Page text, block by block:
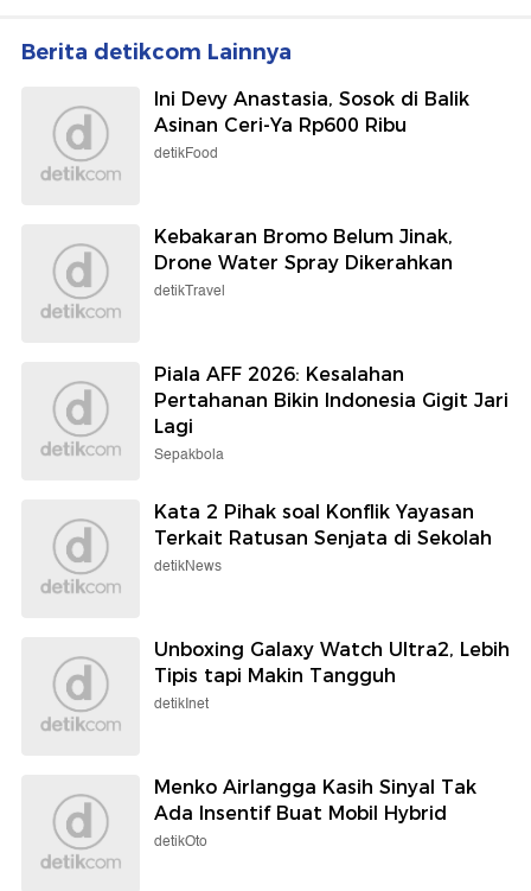
Berita detikcom Lainnya
Ini Devy Anastasia, Sosok di Balik
Asinan Ceri-Ya Rp600 Ribu
detikFood
Kebakaran Bromo Belum Jinak,
Drone Water Spray Dikerahkan
detikTravel
Piala AFF 2026: Kesalahan
Pertahanan Bikin Indonesia Gigit Jari
Lagi
Sepakbola
Kata 2 Pihak soal Konflik Yayasan
Terkait Ratusan Senjata di Sekolah
detikNews
Unboxing Galaxy Watch Ultra2, Lebih
Tipis tapi Makin Tangguh
detikInet
Menko Airlangga Kasih Sinyal Tak
Ada Insentif Buat Mobil Hybrid
detikOto